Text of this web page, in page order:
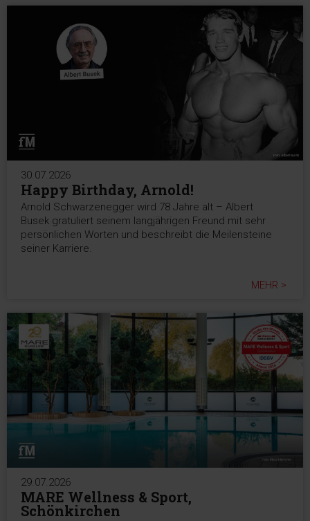
30.07.2026
Happy Birthday, Arnold!
Arnold Schwarzenegger wird 78 Jahre alt – Albert
Busek gratuliert seinem langjährigen Freund mit sehr
persönlichen Worten und beschreibt die Meilensteine
seiner Karriere.
MEHR >
29.07.2026
MARE Wellness & Sport,
Schönkirchen